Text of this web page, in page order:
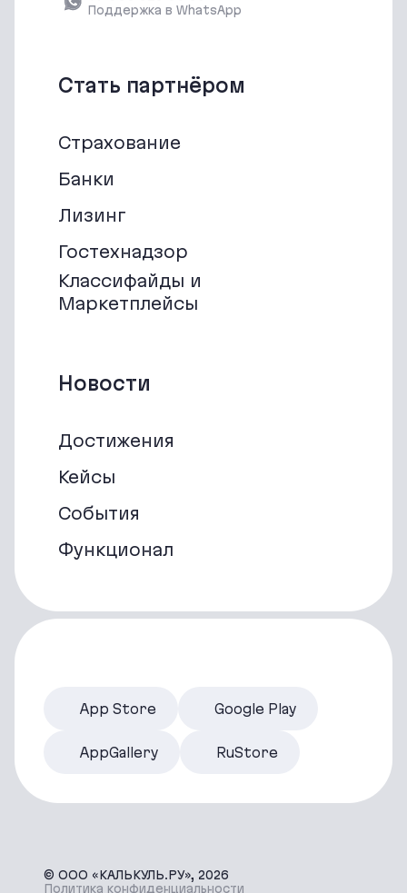
Поддержка в WhatsApp
Стать партнёром
Страхование
Банки
Лизинг
Гостехнадзор
Классифайды и
Маркетплейсы
Новости
Достижения
Кейсы
События
Функционал
App Store Google Play
AppGallery RuStore
© ООО «КАЛЬКУЛЬ.РУ», 2026
Политика конфиденциальности